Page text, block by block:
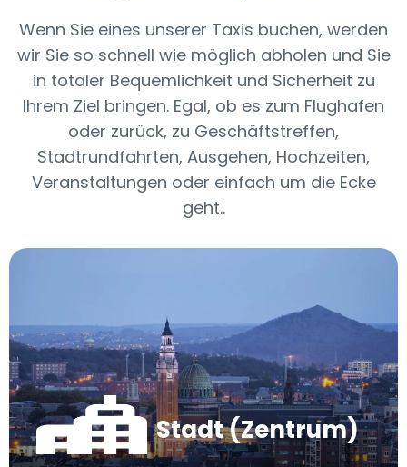
Wenn Sie eines unserer Taxis buchen, werden
wir Sie so schnell wie möglich abholen und Sie
in totaler Bequemlichkeit und Sicherheit zu
Ihrem Ziel bringen. Egal, ob es zum Flughafen
oder zurück, zu Geschäftstreffen,
Stadtrundfahrten, Ausgehen, Hochzeiten,
Veranstaltungen oder einfach um die Ecke
geht..
Stadt (Zentrum)